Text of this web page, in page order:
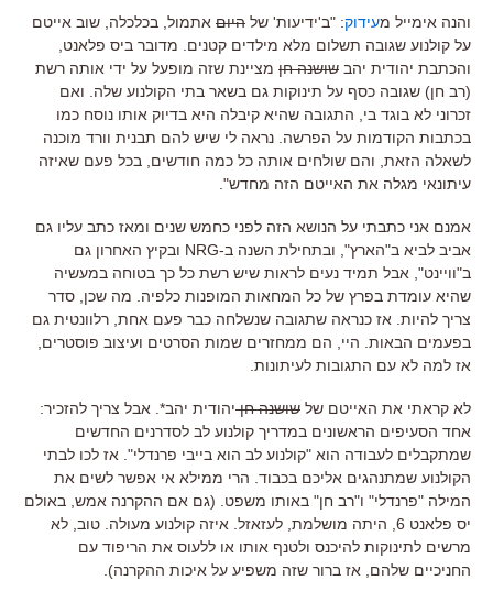
והנה אימייל מעידוק: "ב'ידיעות' של היום אתמול, בכלכלה, שוב אייטם
על קולנוע שגובה תשלום מלא מילדים קטנים. מדובר ביס פלאנט,
והכתבת יהודית יהב שושנה חן מציינת שזה מופעל על ידי אותה רשת
(רב חן) שגובה כסף על תינוקות גם בשאר בתי הקולנוע שלה. ואם
זכרוני לא בוגד בי, התגובה שהיא קיבלה היא בדיוק אותו נוסח כמו
בכתבות הקודמות על הפרשה. נראה לי שיש להם תבנית וורד מוכנה
לשאלה הזאת, והם שולחים אותה כל כמה חודשים, בכל פעם שאיזה
עיתונאי מגלה את האייטם הזה מחדש".
אמנם אני כתבתי על הנושא הזה לפני כחמש שנים ומאז כתב עליו גם
אביב לביא ב"הארץ", ובתחילת השנה ב-NRG ובקיץ האחרון גם
ב"וויינט", אבל תמיד נעים לראות שיש רשת כל כך בטוחה במעשיה
שהיא עומדת בפרץ של כל המחאות המופנות כלפיה. מה שכן, סדר
צריך להיות. אז כנראה שתגובה שנשלחה כבר פעם אחת, רלוונטית גם
בפעמים הבאות. היי, הם ממחזרים שמות הסרטים ועיצוב פוסטרים,
אז למה לא עם התגובות לעיתונות.
לא קראתי את האייטם של שושנה חןיהודית יהב*. אבל צריך להזכיר:
אחד הסעיפים הראשונים במדריך קולנוע לב לסדרנים החדשים
שמתקבלים לעבודה הוא "קולנוע לב הוא בייבי פרנדלי". אז לכו לבתי
הקולנוע שמתנהגים אליכם בכבוד. הרי ממילא אי אפשר לשים את
המילה "פרנדלי" ו"רב חן" באותו משפט. (גם אם ההקרנה אמש, באולם
יס פלאנט 6, היתה מושלמת, לעזאזל. איזה קולנוע מעולה. טוב, לא
מרשים לתינוקות להיכנס ולטנף אותו או ללעוס את הריפוד עם
החניכיים שלהם, אז ברור שזה משפיע על איכות ההקרנה).